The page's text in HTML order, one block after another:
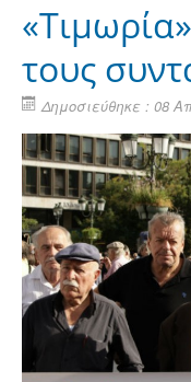
τους
Δημοσιεύθηκε : 08